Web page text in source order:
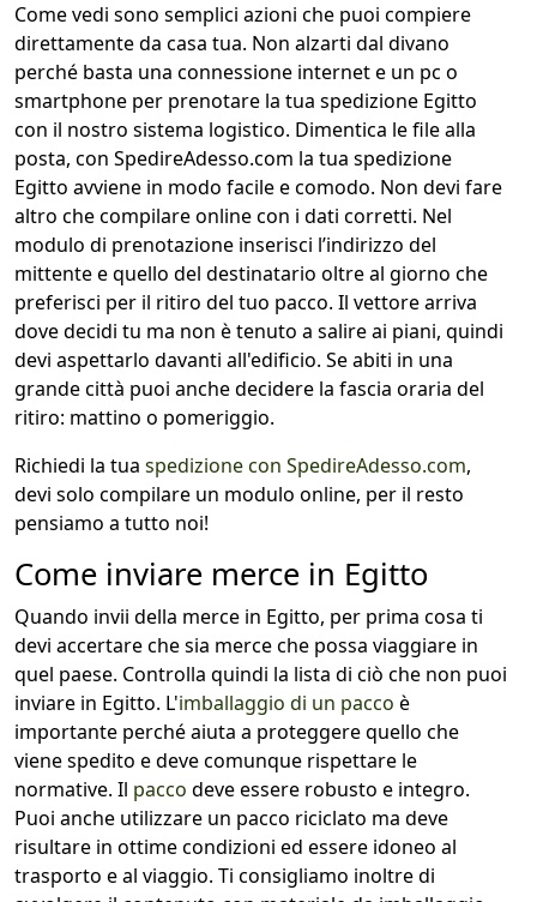
Come vedi sono semplici azioni che puoi compiere
direttamente da casa tua. Non alzarti dal divano
perché basta una connessione internet e un pc o
smartphone per prenotare la tua spedizione Egitto
con il nostro sistema logistico. Dimentica le file alla
posta, con SpedireAdesso.com la tua spedizione
Egitto avviene in modo facile e comodo. Non devi fare
altro che compilare online con i dati corretti. Nel
modulo di prenotazione inserisci l’indirizzo del
mittente e quello del destinatario oltre al giorno che
preferisci per il ritiro del tuo pacco. Il vettore arriva
dove decidi tu ma non è tenuto a salire ai piani, quindi
devi aspettarlo davanti all'edificio. Se abiti in una
grande città puoi anche decidere la fascia oraria del
ritiro: mattino o pomeriggio.
Richiedi la tua spedizione con SpedireAdesso.com,
devi solo compilare un modulo online, per il resto
pensiamo a tutto noi!
Come inviare merce in Egitto
Quando invii della merce in Egitto, per prima cosa ti
devi accertare che sia merce che possa viaggiare in
quel paese. Controlla quindi la lista di ciò che non puoi
inviare in Egitto. L'imballaggio di un pacco è
importante perché aiuta a proteggere quello che
viene spedito e deve comunque rispettare le
normative. Il pacco deve essere robusto e integro.
Puoi anche utilizzare un pacco riciclato ma deve
risultare in ottime condizioni ed essere idoneo al
trasporto e al viaggio. Ti consigliamo inoltre di